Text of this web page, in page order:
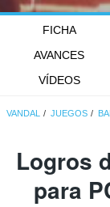
FICHA
AVANCES
VÍDEOS
VANDAL JUEGOS
Logros
para